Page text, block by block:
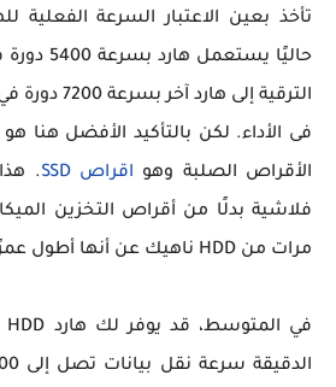
تأخذ بعين الاعتبار السرعة الفعلية
حاليًا
الترقية إلى
فى الأداء. لكن بالتأكيد الأفضل هنا هو
الأقراص الصلبة وهو اقراص SSD
.
فلاشية بدلًا من أقراص التخزين
مرات من HDD ناهيك عن أنها أطول عمرًا أيضًا.